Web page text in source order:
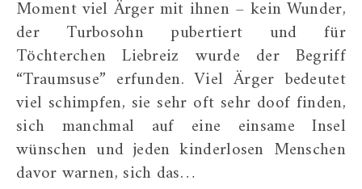
Moment viel Ärger mit ihnen – kein Wunder,
der Turbosohn pubertiert und für
Töchterchen Liebreiz wurde der Begriff
“Traumsuse” erfunden. Viel Ärger bedeutet
viel schimpfen, sie sehr oft sehr doof finden,
sich manchmal auf eine einsame Insel
wünschen und jeden kinderlosen Menschen
davor warnen, sich das…